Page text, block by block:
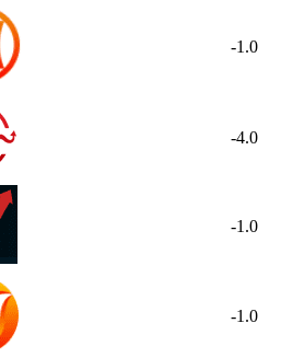
-1.0
-4.0
-1.0
-1.0